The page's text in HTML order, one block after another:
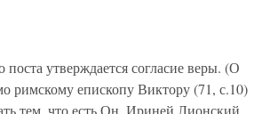
утверждается согласие веры. (О
римскому епископу Виктору (71, с.10)
тем, что есть Он. Ириней Лионский.